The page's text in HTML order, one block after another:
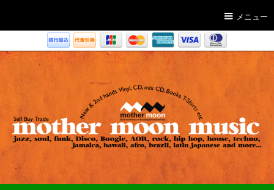
メニュー